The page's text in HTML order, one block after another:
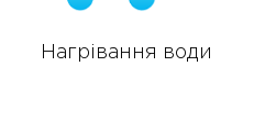
Нагрівання води